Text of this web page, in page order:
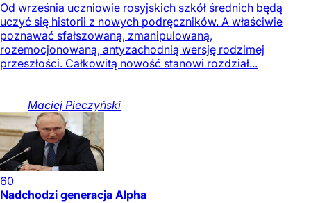
Od września uczniowie rosyjskich szkół średnich będą
uczyć się historii z nowych podręczników. A właściwie
poznawać sfałszowaną, zmanipulowaną,
rozemocjonowaną, antyzachodnią wersję rodzimej
przeszłości. Całkowitą nowość stanowi rozdział...
Maciej Pieczyński
60
Nadchodzi generacja Alpha